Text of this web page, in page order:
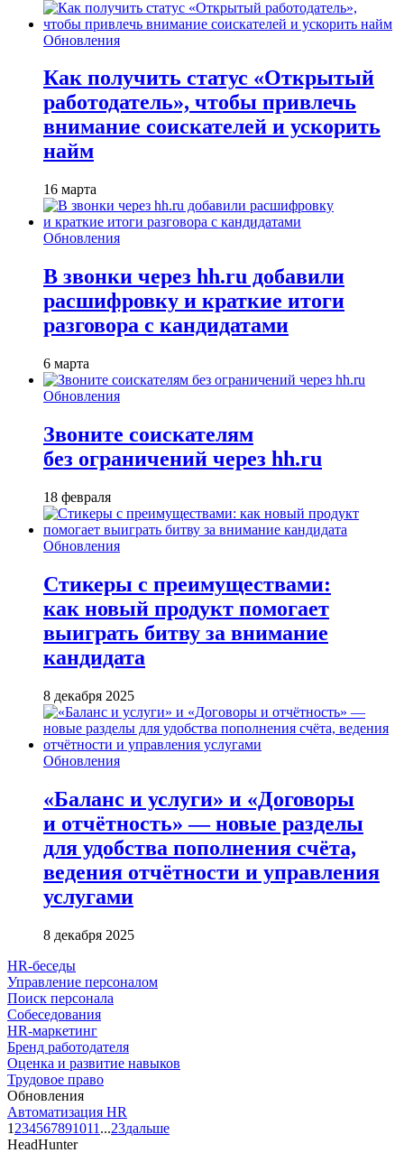
Обновления
Как получить статус «Открытый
работодатель», чтобы привлечь
внимание соискателей и ускорить
найм
16 марта
Обновления
В звонки через hh.ru добавили
расшифровку и краткие итоги
разговора с кандидатами
6 марта
Обновления
Звоните соискателям
без ограничений через hh.ru
18 февраля
Обновления
Стикеры с преимуществами:
как новый продукт помогает
выиграть битву за внимание
кандидата
8 декабря 2025
Обновления
«Баланс и услуги» и «Договоры
и отчётность» — новые разделы
для удобства пополнения счёта,
ведения отчётности и управления
услугами
8 декабря 2025
HR-беседы
Управление персоналом
Поиск персонала
Собеседования
HR-маркетинг
Бренд работодателя
Оценка и развитие навыков
Трудовое право
Обновления
Автоматизация HR
1 234567891011 ...23дальше
HeadHunter